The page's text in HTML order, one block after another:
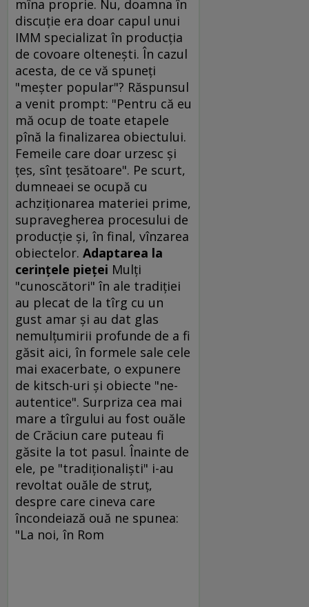
mîna proprie. Nu, doamna în
discuţie era doar capul unui
IMM specializat în producţia
de covoare olteneşti. În cazul
acesta, de ce vă spuneţi
"meşter popular"? Răspunsul
a venit prompt: "Pentru că eu
mă ocup de toate etapele
pînă la finalizarea obiectului.
Femeile care doar urzesc şi
ţes, sînt ţesătoare". Pe scurt,
dumneaei se ocupă cu
achziţionarea materiei prime,
supravegherea procesului de
producţie şi, în final, vînzarea
obiectelor. Adaptarea la
cerinţele pieţei Mulţi
"cunoscători" în ale tradiţiei
au plecat de la tîrg cu un
gust amar şi au dat glas
nemulţumirii profunde de a fi
găsit aici, în formele sale cele
mai exacerbate, o expunere
de kitsch-uri şi obiecte "ne-
autentice". Surpriza cea mai
mare a tîrgului au fost ouăle
de Crăciun care puteau fi
găsite la tot pasul. Înainte de
ele, pe "tradiţionalişti" i-au
revoltat ouăle de struţ,
despre care cineva care
încondeiază ouă ne spunea:
"La noi, în Rom